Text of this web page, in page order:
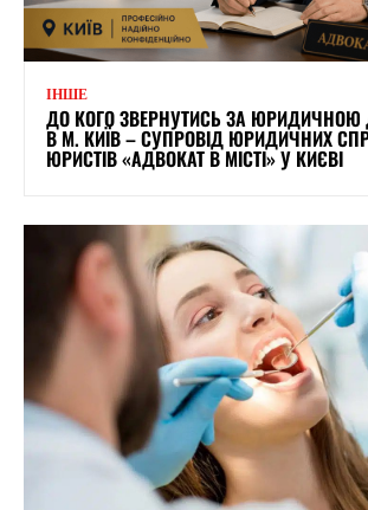
ІНШЕ
ДО КОГО ЗВЕРНУТИСЬ ЗА
В М. КИЇВ – СУПРОВІД ЮРИДИЧНИХ
ЮРИСТІВ «АДВОКАТ В МІСТІ» У КИЄВІ